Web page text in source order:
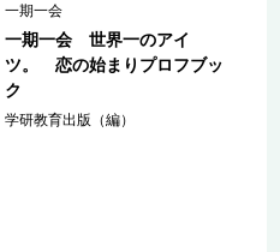
一期一会
一期一会 世界一のアイ
ツ。 恋の始まりプロフブッ
ク
学研教育出版（編）